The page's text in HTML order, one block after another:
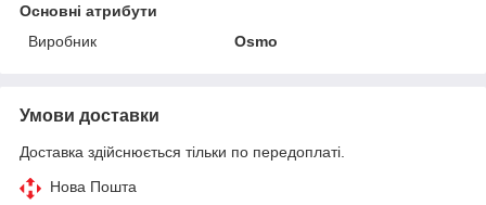
Основні атрибути
Виробник
Osmo
Умови доставки
Доставка здійснюється тільки по передоплаті.
Нова Пошта